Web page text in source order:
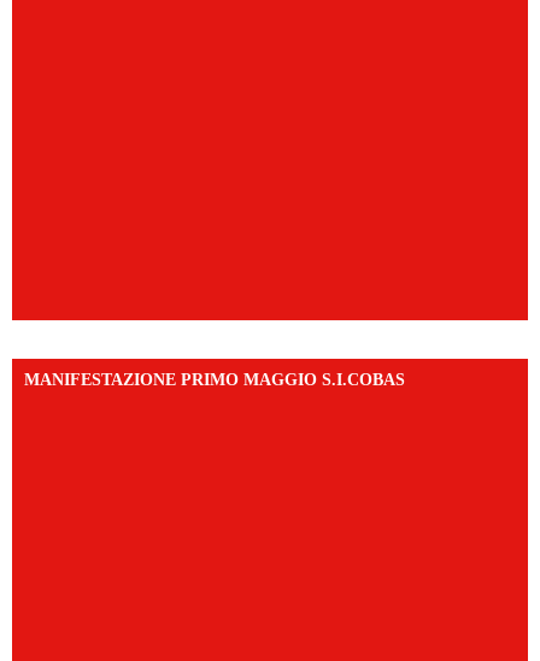
MANIFESTAZIONE PRIMO MAGGIO S.I.COBAS